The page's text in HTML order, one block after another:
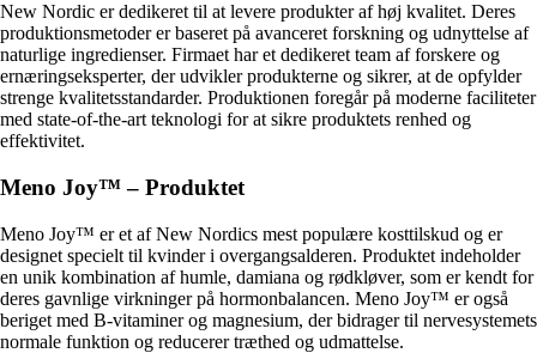
New Nordic er dedikeret til at levere produkter af høj kvalitet. Deres
produktionsmetoder er baseret på avanceret forskning og udnyttelse af
naturlige ingredienser. Firmaet har et dedikeret team af forskere og
ernæringseksperter, der udvikler produkterne og sikrer, at de opfylder
strenge kvalitetsstandarder. Produktionen foregår på moderne faciliteter
med state-of-the-art teknologi for at sikre produktets renhed og
effektivitet.
Meno Joy™ – Produktet
Meno Joy™ er et af New Nordics mest populære kosttilskud og er
designet specielt til kvinder i overgangsalderen. Produktet indeholder
en unik kombination af humle, damiana og rødkløver, som er kendt for
deres gavnlige virkninger på hormonbalancen. Meno Joy™ er også
beriget med B-vitaminer og magnesium, der bidrager til nervesystemets
normale funktion og reducerer træthed og udmattelse.